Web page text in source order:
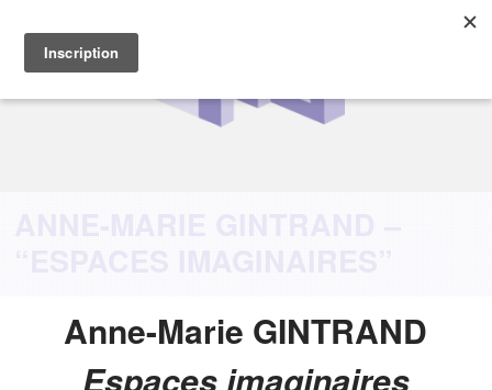
ANNE-MARIE GINTRAND –
“ESPACES IMAGINAIRES”
Anne-Marie GINTRAND
Espaces imaginaires